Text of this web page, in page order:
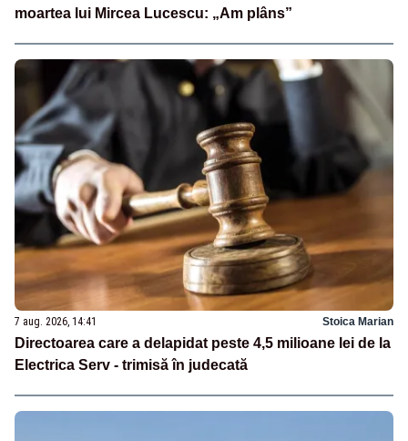
moartea lui Mircea Lucescu: „Am plâns”
7 aug. 2026, 14:41 Stoica Marian
Directoarea care a delapidat peste 4,5 milioane lei de la
Electrica Serv - trimisă în judecată